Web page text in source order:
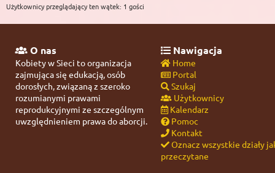
Użytkownicy przeglądający ten wątek: 1 gości
O nas
Kobiety w Sieci to organizacja
zajmująca się edukacją, osób
dorosłych, związaną z szeroko
rozumianymi prawami
reprodukcyjnymi ze szczególnym
uwzględnieniem prawa do aborcji.
Nawigacja
Home
Portal
Szukaj
Użytkownicy
Kalendarz
Pomoc
Kontakt
Oznacz wszystkie działy
przeczytane